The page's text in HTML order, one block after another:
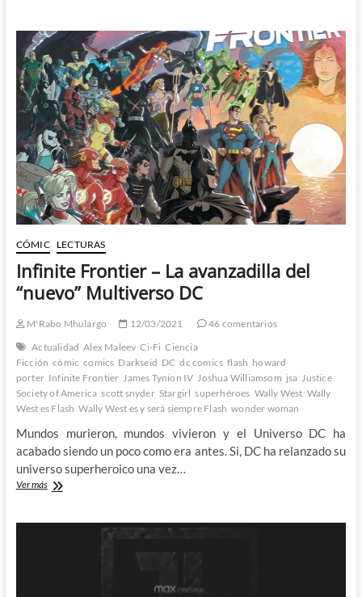
snyder’s
Justice
League
(el
snydercut
pero
mas
gordo
y
con
mas
relleno)
CÓMIC LECTURAS
Infinite Frontier – La avanzadilla del
“nuevo” Multiverso DC
M'Rabo Mhulargo 12/03/2021
46 comentarios
Actualidad Alex Maleev Ci-Fi Ciencia
Ficción cómic comics Darkseid DC dc comics flash howard
porter Infinite Frontier James Tynion IV Joshua Williamsom jsa Justice
Society of America scott snyder Stargirl superhéroes Wally West Wally
West es Flash Wally West es y será siempre Flash wonder woman
Mundos murieron, mundos vivieron y el Universo DC ha
acabado siendo un poco como era antes. Si, DC ha relanzado su
universo superheroico una vez…
Ver másInfinite
La